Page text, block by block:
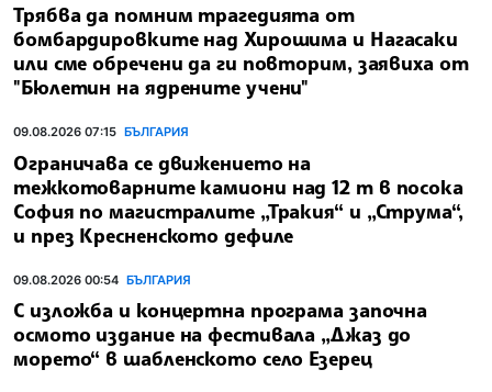
Трябва да помним трагедията от
бомбардировките над Хирошима и Нагасаки
или сме обречени да ги повторим, заявиха от
"Бюлетин на ядрените учени"
09.08.2026 07:15 БЪЛГАРИЯ
Ограничава се движението на
тежкотоварните камиони над 12 т в посока
София по магистралите „Тракия“ и „Струма“,
и през Кресненското дефиле
09.08.2026 00:54 БЪЛГАРИЯ
С изложба и концертна програма започна
осмото издание на фестивала „Джаз до
морето“ в шабленското село Езерец